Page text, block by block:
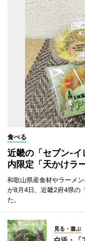
食べる
近畿の「セブン-
内限定「天かけラ
和歌山県産食材やラーメ
が8月4日、近畿2府4県の
た。
見る・遊ぶ